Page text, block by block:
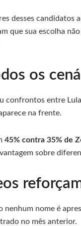
desses candidatos
que sua escolha
os
confrontos entre
na frente.
45% contra 35% de
sobre
nenhum nome é
no mês anterior.